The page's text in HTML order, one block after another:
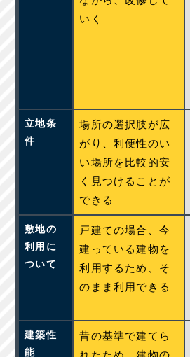
いく
立地条
件
場所の選択肢が広
がり、利便性のい
い場所を比較的安
く見つけることが
できる
敷地の
利用に
ついて
戸建ての場合、今
建っている建物を
利用するため、そ
のまま利用できる
建築性
能
昔の基準で建てら
れたため、建物の